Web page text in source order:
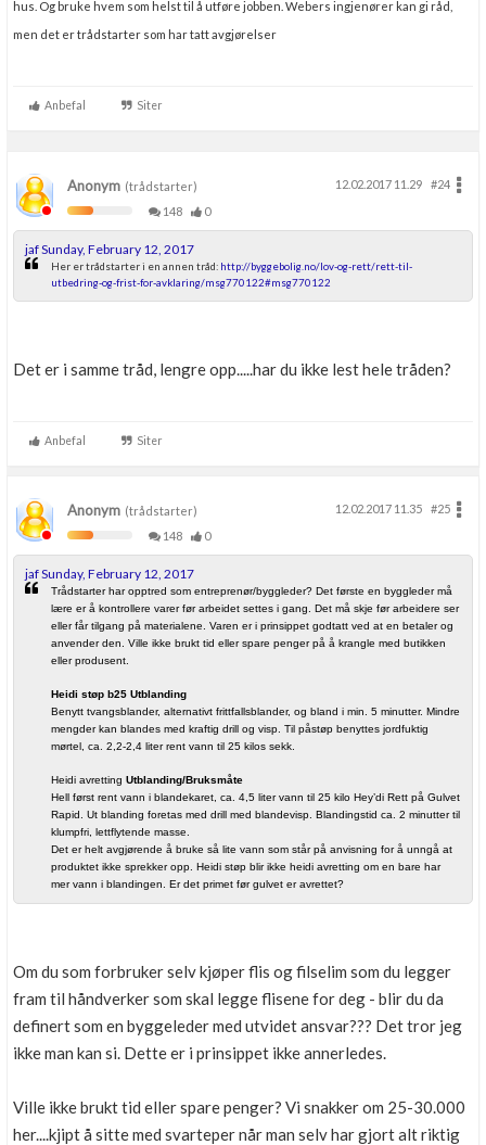
hus. Og bruke hvem som helst til å utføre jobben. Webers ingjenører kan gi råd,
men det er trådstarter som har tatt avgjørelser
Anbefal Siter
Anonym (trådstarter) 12.02.2017 11.29
#24
148
0
jaf Sunday, February 12, 2017
Her er trådstarter i en annen tråd: http://byggebolig.no/lov-og-rett/rett-til-
utbedring-og-frist-for-avklaring/msg770122#msg770122
Det er i samme tråd, lengre opp.....har du ikke lest hele tråden?
Anbefal Siter
Anonym (trådstarter) 12.02.2017 11.35
#25
148
0
jaf Sunday, February 12, 2017
Trådstarter har opptred som entreprenør/byggleder? Det første en byggleder må
lære er å kontrollere varer før arbeidet settes i gang. Det må skje før arbeidere ser
eller får tilgang på materialene. Varen er i prinsippet godtatt ved at en betaler og
anvender den. Ville ikke brukt tid eller spare penger på å krangle med butikken
eller produsent.
Heidi støp b25 Utblanding
Benytt tvangsblander, alternativt frittfallsblander, og bland i min. 5 minutter. Mindre
mengder kan blandes med kraftig drill og visp. Til påstøp benyttes jordfuktig
mørtel, ca. 2,2-2,4 liter rent vann til 25 kilos sekk.
Heidi avretting Utblanding/Bruksmåte
Hell først rent vann i blandekaret, ca. 4,5 liter vann til 25 kilo Hey’di Rett på Gulvet
Rapid. Ut blanding foretas med drill med blandevisp. Blandingstid ca. 2 minutter til
klumpfri, lettflytende masse.
Det er helt avgjørende å bruke så lite vann som står på anvisning for å unngå at
produktet ikke sprekker opp. Heidi støp blir ikke heidi avretting om en bare har
mer vann i blandingen. Er det primet før gulvet er avrettet?
Om du som forbruker selv kjøper flis og filselim som du legger
fram til håndverker som skal legge flisene for deg - blir du da
definert som en byggeleder med utvidet ansvar??? Det tror jeg
ikke man kan si. Dette er i prinsippet ikke annerledes.
Ville ikke brukt tid eller spare penger? Vi snakker om 25-30.000
her....kjipt å sitte med svarteper når man selv har gjort alt riktig